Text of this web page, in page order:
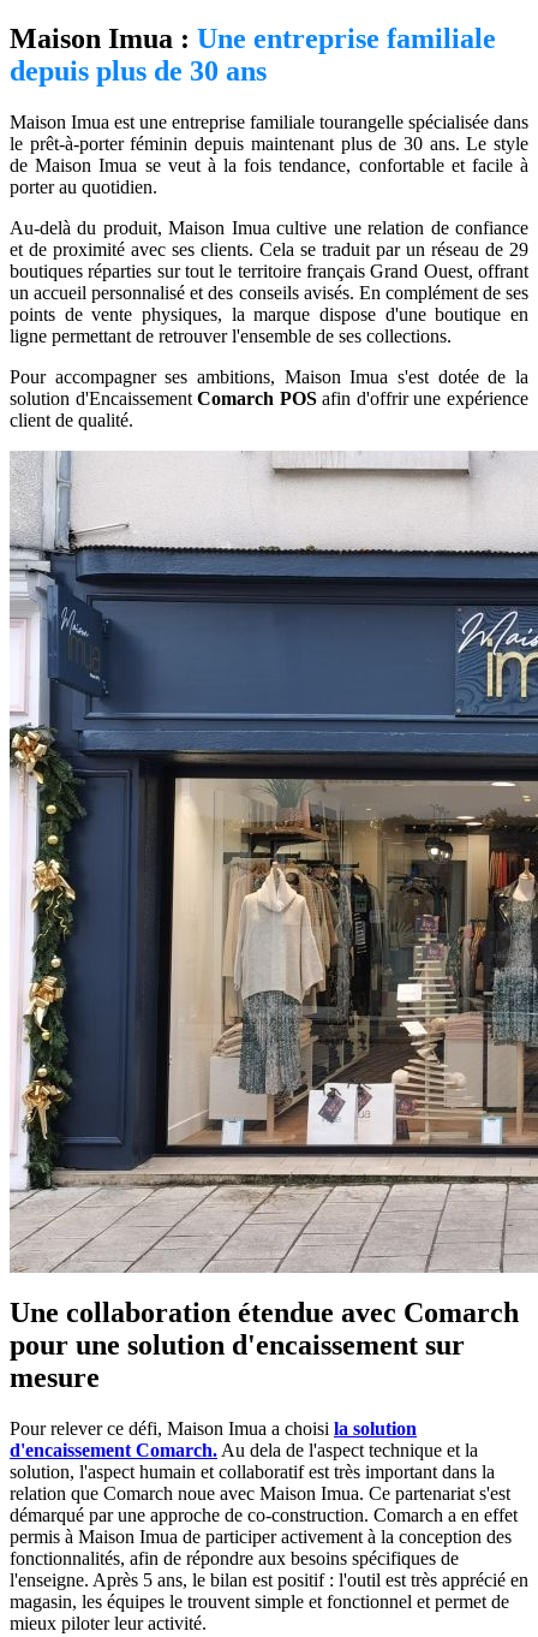
Maison Imua : Une entreprise familiale
depuis plus de 30 ans
Maison Imua est une entreprise familiale tourangelle spécialisée dans
le prêt-à-porter féminin depuis maintenant plus de 30 ans. Le style
de Maison Imua se veut à la fois tendance, confortable et facile à
porter au quotidien.
Au-delà du produit, Maison Imua cultive une relation de confiance
et de proximité avec ses clients. Cela se traduit par un réseau de 29
boutiques réparties sur tout le territoire français Grand Ouest, offrant
un accueil personnalisé et des conseils avisés. En complément de ses
points de vente physiques, la marque dispose d'une boutique en
ligne permettant de retrouver l'ensemble de ses collections.
Pour accompagner ses ambitions, Maison Imua s'est dotée de la
solution d'EncaissementComarch POSafin d'offrir une expérience
client de qualité.
Une collaboration étendue avec Comarch
pour une solution d'encaissement sur
mesure
Pour relever ce défi, Maison Imua a choisi la solution
d'encaissement Comarch. Au dela de l'aspect technique et la
solution, l'aspect humain et collaboratif est très important dans la
relation que Comarch noue avec Maison Imua. Ce partenariat s'est
démarqué par une approche de co-construction. Comarch a en effet
permis à Maison Imua de participer activement à la conception des
fonctionnalités, afin de répondre aux besoins spécifiques de
l'enseigne. Après 5 ans, le bilan est positif : l'outil est très apprécié en
magasin, les équipes le trouvent simple et fonctionnel et permet de
mieux piloter leur activité.